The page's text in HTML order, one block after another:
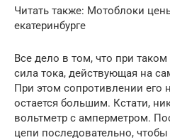
Читать также: Мотоблоки
екатеринбурге
Все дело в том, что при
сила тока, действующая на
При этом сопротивлении его
остается большим. Кстати,
вольтметр с амперметром.
цепи последовательно,